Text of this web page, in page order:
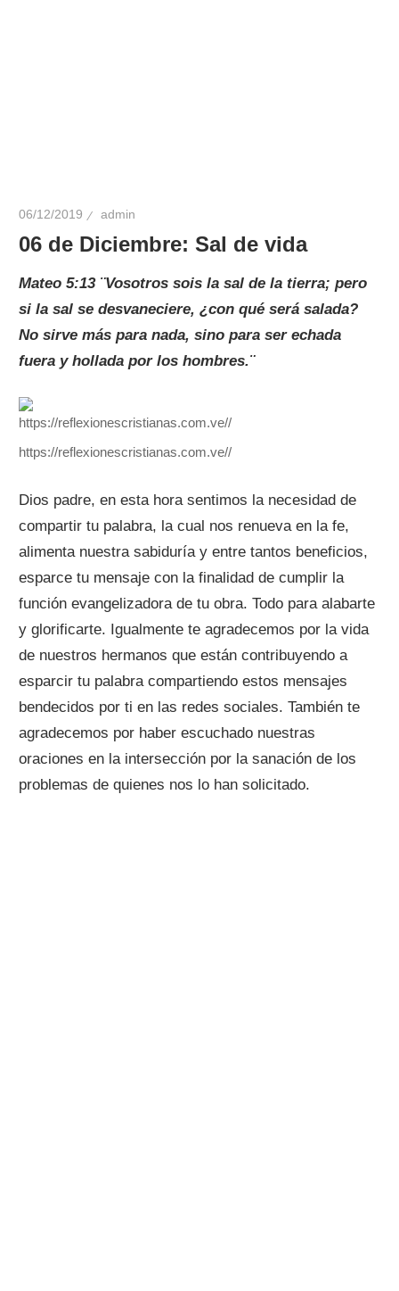
06/12/2019 admin
06 de Diciembre: Sal de vida
Mateo 5:13 ¨Vosotros sois la sal de la tierra; pero
si la sal se desvaneciere, ¿con qué será salada?
No sirve más para nada, sino para ser echada
fuera y hollada por los hombres.¨
https://reflexionescristianas.com.ve//
Dios padre, en esta hora sentimos la necesidad de
compartir tu palabra, la cual nos renueva en la fe,
alimenta nuestra sabiduría y entre tantos beneficios,
esparce tu mensaje con la finalidad de cumplir la
función evangelizadora de tu obra. Todo para alabarte
y glorificarte. Igualmente te agradecemos por la vida
de nuestros hermanos que están contribuyendo a
esparcir tu palabra compartiendo estos mensajes
bendecidos por ti en las redes sociales. También te
agradecemos por haber escuchado nuestras
oraciones en la intersección por la sanación de los
problemas de quienes nos lo han solicitado.